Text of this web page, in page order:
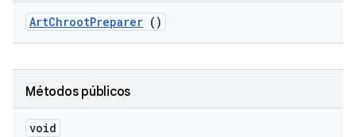
ArtChrootPreparer ()
Métodos públicos
void